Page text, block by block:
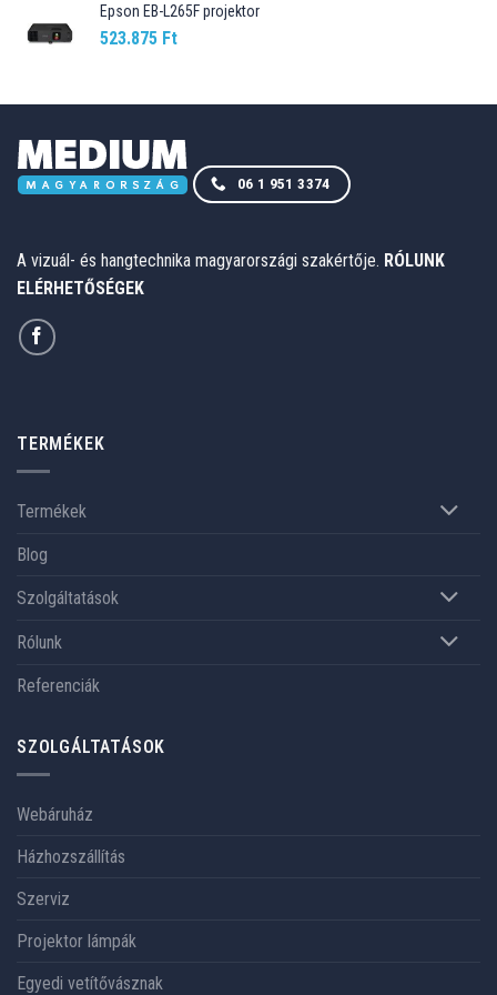
Epson EB-L265F projektor
523.875 Ft
06 1 951 3374
A vizuál- és hangtechnika magyarországi szakértője. RÓLUNK
ELÉRHETŐSÉGEK
TERMÉKEK
Termékek
Blog
Szolgáltatások
Rólunk
Referenciák
SZOLGÁLTATÁSOK
Webáruház
Házhozszállítás
Szerviz
Projektor lámpák
Egyedi vetítővásznak